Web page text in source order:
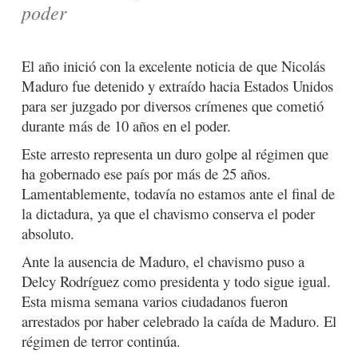
poder
El año inició con la excelente noticia de que Nicolás
Maduro fue detenido y extraído hacia Estados Unidos
para ser juzgado por diversos crímenes que cometió
durante más de 10 años en el poder.
Este arresto representa un duro golpe al régimen que
ha gobernado ese país por más de 25 años.
Lamentablemente, todavía no estamos ante el final de
la dictadura, ya que el chavismo conserva el poder
absoluto.
Ante la ausencia de Maduro, el chavismo puso a
Delcy Rodríguez como presidenta y todo sigue igual.
Esta misma semana varios ciudadanos fueron
arrestados por haber celebrado la caída de Maduro. El
régimen de terror continúa.